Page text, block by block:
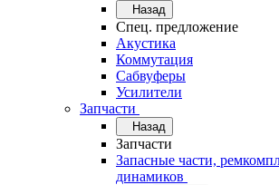
Назад
Спец. предложение
Акустика
Коммутация
Сабвуферы
Усилители
Запчасти
Назад
Запчасти
Запасные части,
динамиков